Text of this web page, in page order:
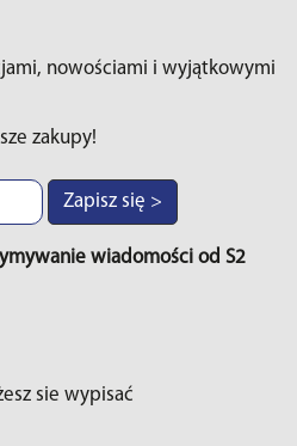
nowościami i wyjątkowymi
zakupy!
Zapisz się >
wiadomości od S2
sie wypisać